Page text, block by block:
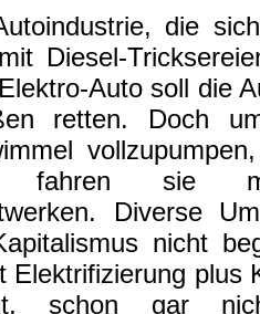
die
Diesel-
Auto soll die
retten. Doch
fahren sie
Diverse
nicht
Elektrifizierung plus
schon gar